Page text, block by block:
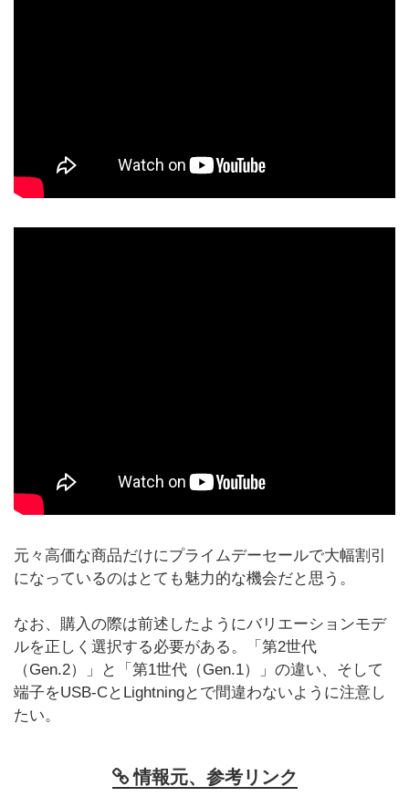
元々高価な商品だけにプライムデーセールで大幅割引
になっているのはとても魅力的な機会だと思う。
なお、購入の際は前述したようにバリエーションモデ
ルを正しく選択する必要がある。「第2世代
（Gen.2）」と「第1世代（Gen.1）」の違い、そして
端子をUSB-CとLightningとで間違わないように注意し
たい。
情報元、参考リンク